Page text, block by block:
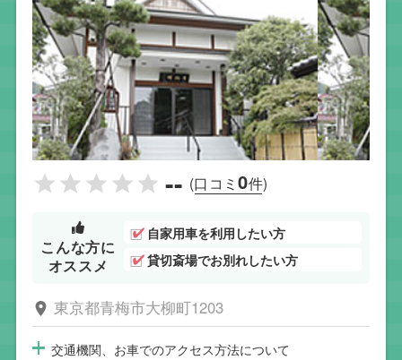
-- (口コミ0件)
こんな方に
オススメ
自家用車を利用したい方
貸切斎場でお別れしたい方
東京都青梅市大柳町1203
交通機関、お車でのアクセス方法について